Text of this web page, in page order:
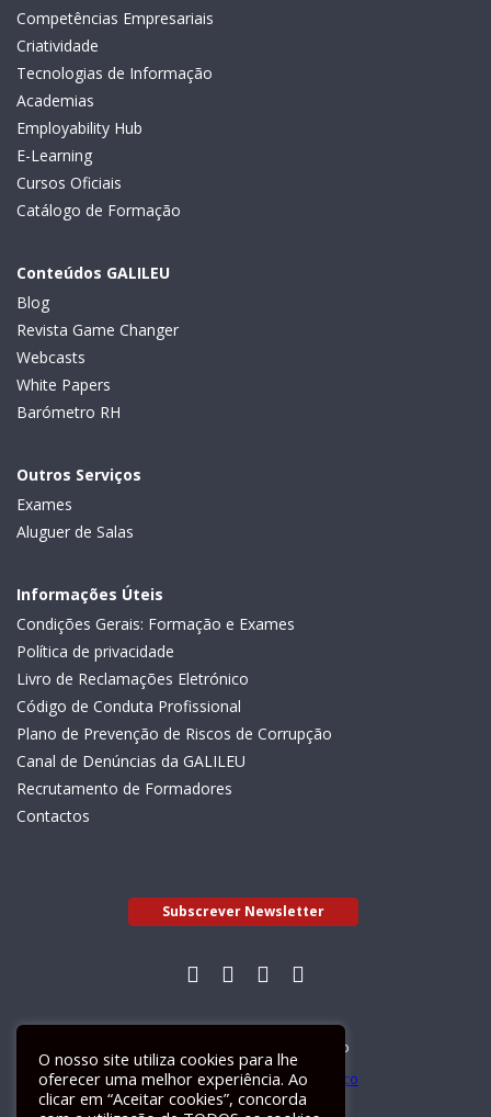
Competências Empresariais
Criatividade
Tecnologias de Informação
Academias
Employability Hub
E-Learning
Cursos Oficiais
Catálogo de Formação
Conteúdos GALILEU
Blog
Revista Game Changer
Webcasts
White Papers
Barómetro RH
Outros Serviços
Exames
Aluguer de Salas
Informações Úteis
Condições Gerais: Formação e Exames
Política de privacidade
Livro de Reclamações Eletrónico
Código de Conduta Profissional
Plano de Prevenção de Riscos de Corrupção
Canal de Denúncias da GALILEU
Recrutamento de Formadores
Contactos
Subscrever Newsletter
Livro de Reclamações Electrónico
O nosso site utiliza cookies para lhe
oferecer uma melhor experiência. Ao
clicar em “Aceitar cookies”, concorda